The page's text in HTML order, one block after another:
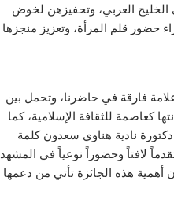
العربي، وتحفيزهن لخوض
حضور قلم المرأة، وتعزيز منجزها
فارقة في حاضرنا، وتحمل بين
كعاصمة للثقافة الإسلامية، كما
دكتورة نادية هناوي سعدون كلمة
لافتاً وحضوراً نوعياً في المشهد
أهمية هذه الجائزة تأتي من دعمها